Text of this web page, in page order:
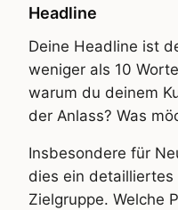
Headline
Deine Headline ist
weniger als 10
warum du deinem
der Anlass? Was
Insbesondere für
dies ein
Zielgruppe. Welche